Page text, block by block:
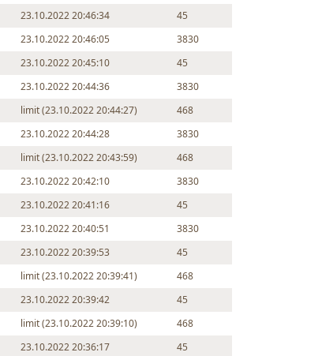
23.10.2022 20:46:34
45
23.10.2022 20:46:05
3830
23.10.2022 20:45:10
45
23.10.2022 20:44:36
3830
limit (23.10.2022 20:44:27)
468
23.10.2022 20:44:28
3830
limit (23.10.2022 20:43:59)
468
23.10.2022 20:42:10
3830
23.10.2022 20:41:16
45
23.10.2022 20:40:51
3830
23.10.2022 20:39:53
45
limit (23.10.2022 20:39:41)
468
23.10.2022 20:39:42
45
limit (23.10.2022 20:39:10)
468
23.10.2022 20:36:17
45